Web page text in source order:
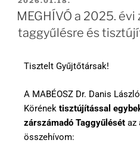
MEGHÍVÓ a 2025. évi
taggyűlésre és
Tisztelt Gyűjtőtársak!
A MABÉOSZ Dr. Danis
Körének tisztújítással
zárszámadó Taggyűlését az
összehívom: